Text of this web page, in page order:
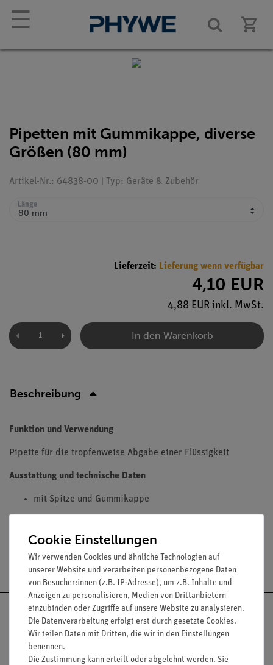
☰
Pipetten mit Gummikappe, diverse
Größen (80 mm)
Artikel-Nr.: 64838-00 | Typ: Geräte & Zubehör
Länge
Lieferzeit: Lieferung wenn verfügbar
4,10 EUR
4,88 EUR inkl. MwSt.
In den Warenkorb
Beschreibung
Funktion und Verwendung
Pipette für die tropfenweise Abgabe einer Flüssigkeit
Ausstattung und technische Daten
mit Spitze und Gummikappe
Versandkostenfrei ab 300,- €
Cookie Einstellungen
Wir verwenden Cookies und ähnliche Technologien auf
unserer Website und verarbeiten personenbezogene Daten
von Besucher:innen (z.B. IP-Adresse), um z.B. Inhalte und
Anzeigen zu personalisieren, Medien von Drittanbietern
einzubinden oder Zugriffe auf unsere Website zu analysieren.
Die Datenverarbeitung erfolgt erst durch gesetzte Cookies.
Wir teilen Daten mit Dritten, die wir in den Einstellungen
benennen.
Die Zustimmung kann erteilt oder abgelehnt werden. Sie